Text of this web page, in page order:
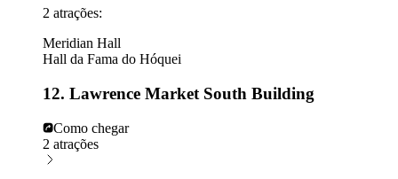
2 atrações:
Meridian Hall
Hall da Fama do Hóquei
12. Lawrence Market South Building
Como chegar
2 atrações